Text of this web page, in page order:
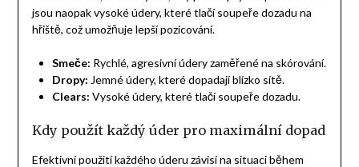
jsou naopak vysoké údery, které tlačí soupeře dozadu na
hřiště, což umožňuje lepší pozicování.
Smeče: Rychlé, agresivní údery zaměřené na skórování.
Dropy: Jemné údery, které dopadají blízko sítě.
Clears: Vysoké údery, které tlačí soupeře dozadu.
Kdy použít každý úder pro maximální dopad
Efektivní použití každého úderu závisí na situaci během